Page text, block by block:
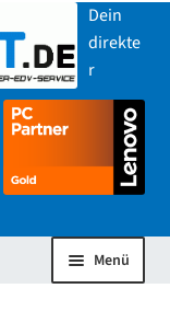
Dein
direkte
r
Menü